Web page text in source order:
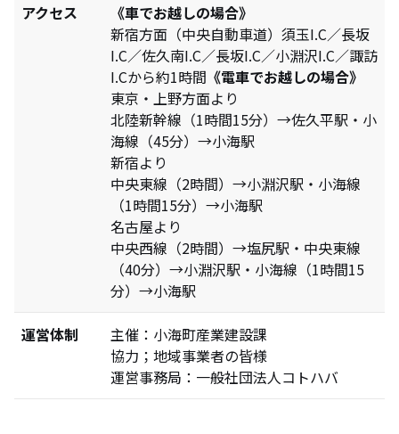
アクセス
《車でお越しの場合》
新宿方面（中央自動車道）須玉I.C／長坂
I.C／佐久南I.C／長坂I.C／小淵沢I.C／諏訪
I.Cから約1時間 《電車でお越しの場合》
東京・上野方面より
北陸新幹線（1時間15分）→佐久平駅・小
海線（45分）→小海駅
新宿より
中央東線（2時間）→小淵沢駅・小海線
（1時間15分）→小海駅
名古屋より
中央西線（2時間）→塩尻駅・中央東線
（40分）→小淵沢駅・小海線（1時間15
分）→小海駅
運営体制
主催：小海町産業建設課
協力；地域事業者の皆様
運営事務局：一般社団法人コトハバ